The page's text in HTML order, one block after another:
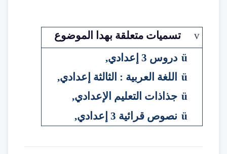
v
تسميات متعلقة بهدا الموضوع
ü دروس 3 إعدادي
,
ü اللغة العربية : الثالثة إعدادي,
ü جذاذات التعليم الإعدادي,
ü نصوص قرائية 3 إعدادي ,